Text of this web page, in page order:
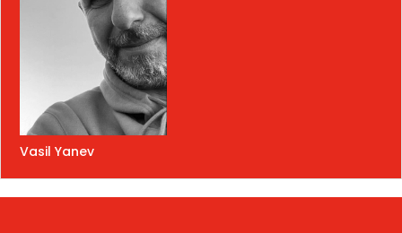
Vasil Yanev